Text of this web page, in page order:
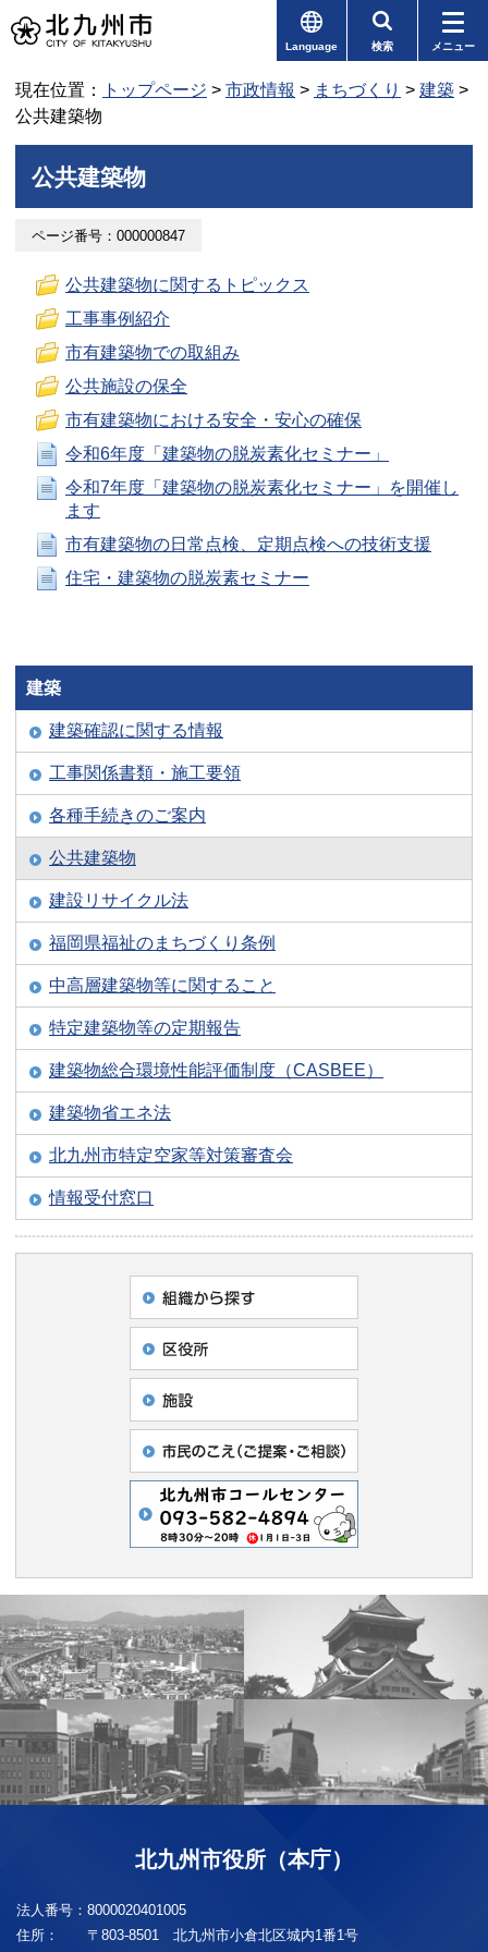
Language 検索 メニュー
現在位置： トップページ > 市政情報 > まちづくり > 建築 >
公共建築物
公共建築物
ページ番号：000000847
公共建築物に関するトピックス
工事事例紹介
市有建築物での取組み
公共施設の保全
市有建築物における安全・安心の確保
令和6年度「建築物の脱炭素化セミナー」
令和7年度「建築物の脱炭素化セミナー」を開催し
ます
市有建築物の日常点検、定期点検への技術支援
住宅・建築物の脱炭素セミナー
建築
建築確認に関する情報
工事関係書類・施工要領
各種手続きのご案内
公共建築物
建設リサイクル法
福岡県福祉のまちづくり条例
中高層建築物等に関すること
特定建築物等の定期報告
建築物総合環境性能評価制度（CASBEE）
建築物省エネ法
北九州市特定空家等対策審査会
情報受付窓口
北九州市役所（本庁）
法人番号： 8000020401005
住所：
〒803-8501 北九州市小倉北区城内1番1号